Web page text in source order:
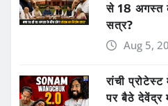
से 18 अगस्त
सत्र?
Aug 5,
रांची
पर बैठे देवेंद्र